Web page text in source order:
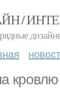
/
кровлю